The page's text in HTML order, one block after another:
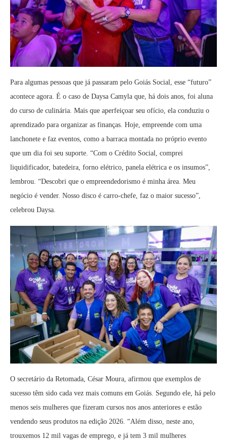
Para algumas pessoas que já passaram pelo Goiás Social, esse “futuro”
acontece agora. É o caso de Daysa Camyla que, há dois anos, foi aluna
do curso de culinária. Mais que aperfeiçoar seu ofício, ela conduziu o
aprendizado para organizar as finanças. Hoje, empreende com uma
lanchonete e faz eventos, como a barraca montada no próprio evento
que um dia foi seu suporte. “Com o Crédito Social, comprei
liquidificador, batedeira, forno elétrico, panela elétrica e os insumos”,
lembrou. “Descobri que o empreendedorismo é minha área. Meu
negócio é vender. Nosso disco é carro-chefe, faz o maior sucesso”,
celebrou Daysa.
O secretário da Retomada, César Moura, afirmou que exemplos de
sucesso têm sido cada vez mais comuns em Goiás. Segundo ele, há pelo
menos seis mulheres que fizeram cursos nos anos anteriores e estão
vendendo seus produtos na edição 2026. “Além disso, neste ano,
trouxemos 12 mil vagas de emprego, e já tem 3 mil mulheres